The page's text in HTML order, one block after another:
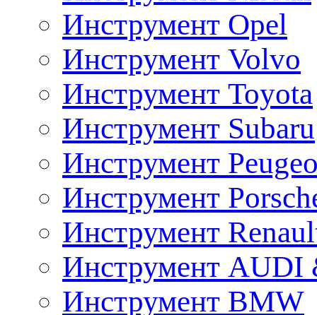
Инструмент Opel
Инструмент Volvo
Инструмент Toyota
Инструмент Subaru
Инструмент
Инструмент
Инструмент
Инструмент AUDI
Инструмент BMW